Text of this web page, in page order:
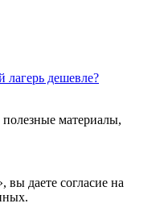
лагерь дешевле?
полезные материалы,
даете согласие на